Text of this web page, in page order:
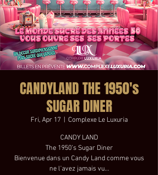
CANDYLAND THE 1950's
SUGAR DINER
Fri, Apr 17
  |
Complexe Le Luxuria
CANDY LAND
The 1950’s Sugar Diner
Bienvenue dans un Candy Land comme vous
ne l’avez jamais vu…